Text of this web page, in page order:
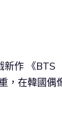
新作 《BTS
，在韓國偶